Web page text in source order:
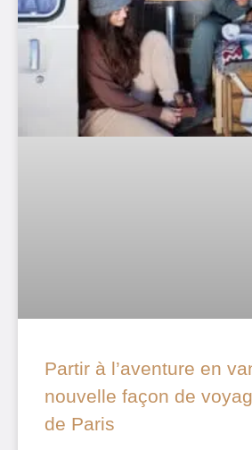
Partir à l’aventure en
nouvelle façon de
de Paris